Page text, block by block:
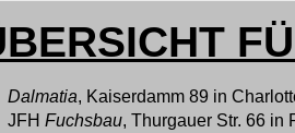
Dalmatia, Kaiserdamm 89 in
JFH Fuchsbau, Thurgauer Str. 66 in